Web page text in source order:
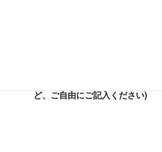
ど、ご自由にご記入ください)